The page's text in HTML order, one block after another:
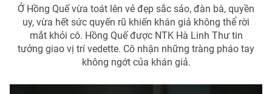
Ở Hồng Quế vừa toát lên vẻ đẹp sắc sảo, đàn bà, quyền
uy, vừa hết sức quyến rũ khiến khán giả không thể rời
mắt khỏi cô. Hồng Quế được NTK Hà Linh Thư tin
tưởng giao vị trí vedette. Cô nhận những tràng pháo tay
không ngớt của khán giả.